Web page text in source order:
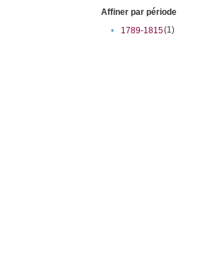
Affiner par période
•
1789-1815(1)